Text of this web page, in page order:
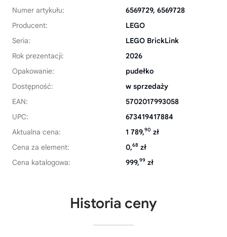
Numer artykułu:
6569729, 6569728
Producent:
LEGO
Seria:
LEGO BrickLink
Rok prezentacji:
2026
Opakowanie:
pudełko
Dostępność:
w sprzedaży
EAN:
5702017993058
UPC:
673419417884
Aktualna cena:
1 789,90 zł
Cena za element:
0,68 zł
Cena katalogowa:
999,99 zł
Historia ceny